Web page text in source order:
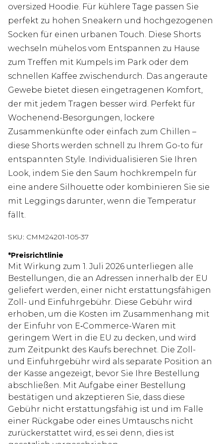
oversized Hoodie. Für kühlere Tage passen Sie
perfekt zu hohen Sneakern und hochgezogenen
Socken für einen urbanen Touch. Diese Shorts
wechseln mühelos vom Entspannen zu Hause
zum Treffen mit Kumpels im Park oder dem
schnellen Kaffee zwischendurch. Das angeraute
Gewebe bietet diesen eingetragenen Komfort,
der mit jedem Tragen besser wird. Perfekt für
Wochenend-Besorgungen, lockere
Zusammenkünfte oder einfach zum Chillen –
diese Shorts werden schnell zu Ihrem Go-to für
entspannten Style. Individualisieren Sie Ihren
Look, indem Sie den Saum hochkrempeln für
eine andere Silhouette oder kombinieren Sie sie
mit Leggings darunter, wenn die Temperatur
fällt.
SKU: CMM24201-105-37
*Preisrichtlinie
Mit Wirkung zum 1. Juli 2026 unterliegen alle
Bestellungen, die an Adressen innerhalb der EU
geliefert werden, einer nicht erstattungsfähigen
Zoll- und Einfuhrgebühr. Diese Gebühr wird
erhoben, um die Kosten im Zusammenhang mit
der Einfuhr von E‑Commerce-Waren mit
geringem Wert in die EU zu decken, und wird
zum Zeitpunkt des Kaufs berechnet. Die Zoll-
und Einfuhrgebühr wird als separate Position an
der Kasse angezeigt, bevor Sie Ihre Bestellung
abschließen. Mit Aufgabe einer Bestellung
bestätigen und akzeptieren Sie, dass diese
Gebühr nicht erstattungsfähig ist und im Falle
einer Rückgabe oder eines Umtauschs nicht
zurückerstattet wird, es sei denn, dies ist